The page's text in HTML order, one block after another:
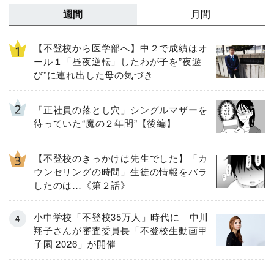
週間 月間
【不登校から医学部へ】中２で成績はオ
ール１「昼夜逆転」したわが子を”夜遊
び”に連れ出した母の気づき
「正社員の落とし穴」シングルマザーを
待っていた“魔の２年間”【後編】
【不登校のきっかけは先生でした】「カ
ウンセリングの時間」生徒の情報をバラ
したのは…《第２話》
小中学校「不登校35万人」時代に 中川
翔子さんが審査委員長「不登校生動画甲
子園 2026」が開催